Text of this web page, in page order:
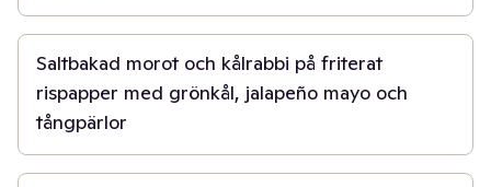
1 t
Saltbakad morot och kålrabbi på friterat
rispapper med grönkål, jalapeño mayo och
tångpärlor
30 min